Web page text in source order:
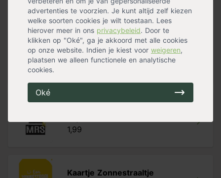
advertenties te voorzien. Je kunt altijd zelf kiezen
welke soorten cookies je wilt toestaan. Lees
hierover meer in ons privacybeleid. Door te
klikken op "Oké", ga je akkoord met alle cookies
op onze website. Indien je kiest voor weigeren,
plaatsen we alleen functionele en analytische
cookies.
Oké
Alternatieven
Kaartje Beterschap Stippen
op voorraad
1,99
Kaartje Zonnestraaltje